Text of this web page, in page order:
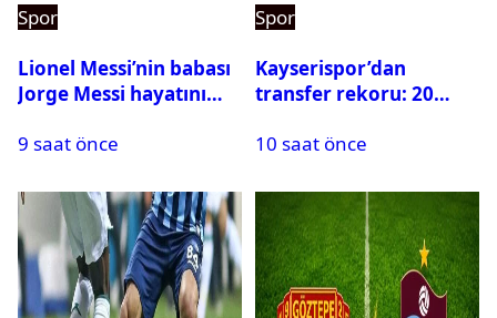
Spor
Lionel Messi’nin babası
Jorge Messi hayatını
9 saat önce
Spor
Kayserispor’dan
transfer rekoru: 20
10 saat önce